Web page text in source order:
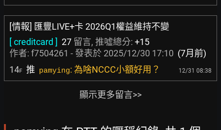
[情報] 匯豐LIVE+卡 2026Q1權益維持不變
[ creditcard ] 27 留言, 推噓總分: +15
作者: f7504261 - 發表於 2025/12/30 17:10 (7月前)
14F 推 pamying: 為啥NCCC小額好用？ 12/31 08:38
顯示更多留言>>